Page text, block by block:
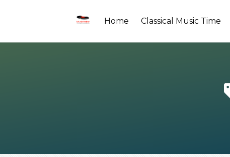
Home Classical Music Time